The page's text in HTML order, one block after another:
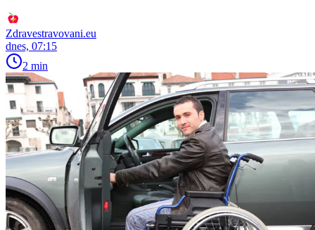
Zdravestravovani.eu
dnes, 07:15
2 min